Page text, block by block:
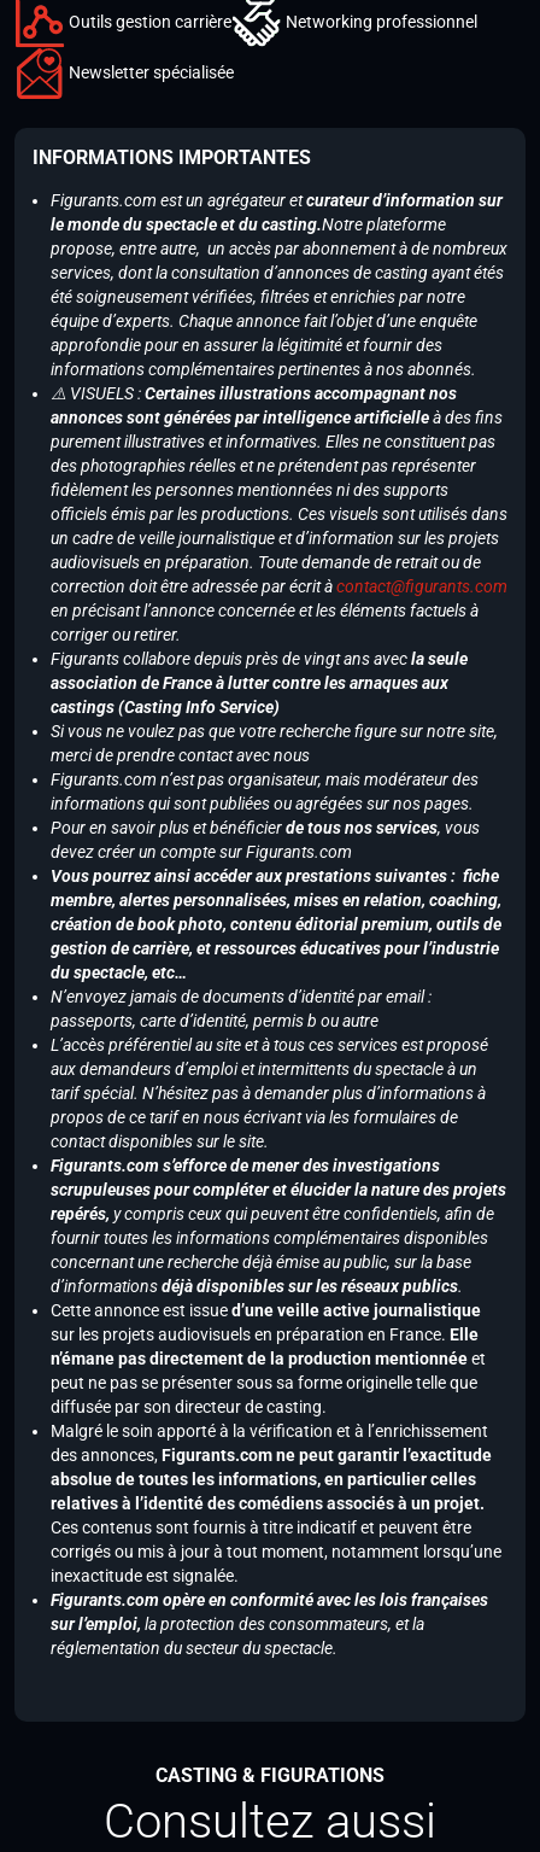
Outils gestion carrière Networking professionnel
Newsletter spécialisée
INFORMATIONS IMPORTANTES
Figurants.com est un agrégateur etcurateur d’information sur
le monde du spectacle et du casting.Notre plateforme
propose, entre autre, un accès par abonnement à de nombreux
services, dont la consultation d’annonces de casting ayant étés
été soigneusement vérifiées, filtrées et enrichies par notre
équipe d’experts. Chaque annonce fait l’objet d’une enquête
approfondie pour en assurer la légitimité et fournir des
informations complémentaires pertinentes à nos abonnés.
⚠️ VISUELS :Certaines illustrations accompagnant nos
annonces sont générées par intelligence artificielleà des fins
purement illustratives et informatives. Elles ne constituent pas
des photographies réelles et ne prétendent pas représenter
fidèlement les personnes mentionnées ni des supports
officiels émis par les productions. Ces visuels sont utilisés dans
un cadre de veille journalistique et d’information sur les projets
audiovisuels en préparation. Toute demande de retrait ou de
correction doit être adressée par écrit àcontact@figurants.com
en précisant l’annonce concernée et les éléments factuels à
corriger ou retirer.
Figurants collabore depuis près de vingt ans avecla seule
association de France à lutter contre les arnaques aux
castings (Casting Info Service)
Si vous ne voulez pas que votre recherche figure sur notre site,
merci de prendre contact avec nous
Figurants.com n’est pas organisateur, mais modérateur des
informations qui sont publiées ou agrégées sur nos pages.
Pour en savoir plus et bénéficierde tous nos services, vous
devez créer un compte sur Figurants.com
Vous pourrez ainsi accéder aux prestations suivantes : fiche
membre, alertes personnalisées, mises en relation, coaching,
création de book photo, contenu éditorial premium, outils de
gestion de carrière, et ressources éducatives pour l’industrie
du spectacle, etc…
N’envoyez jamais de documents d’identité par email :
passeports, carte d’identité, permis b ou autre
L’accès préférentiel au site et à tous ces services est proposé
aux demandeurs d’emploi et intermittents du spectacle à un
tarif spécial. N’hésitez pas à demander plus d’informations à
propos de ce tarif en nous écrivant via les formulaires de
contact disponibles sur le site.
Figurants.com s’efforce de mener des investigations
scrupuleuses pour compléter et élucider la nature des projets
repérés, y compris ceux qui peuvent être confidentiels, afin de
fournir toutes les informations complémentaires disponibles
concernant une recherche déjà émise au public, sur la base
d’informationsdéjà disponibles sur les réseaux publics.
Cette annonce est issued’une veille active journalistique
sur les projets audiovisuels en préparation en France. Elle
n’émane pas directement de la production mentionnéeet
peut ne pas se présenter sous sa forme originelle telle que
diffusée par son directeur de casting.
Malgré le soin apporté à la vérification et à l’enrichissement
des annonces,Figurants.com ne peut garantir l’exactitude
absolue de toutes les informations, en particulier celles
relatives à l’identité des comédiens associés à un projet.
Ces contenus sont fournis à titre indicatif et peuvent être
corrigés ou mis à jour à tout moment, notamment lorsqu’une
inexactitude est signalée.
Figurants.com opère en conformité avec les lois françaises
sur l’emploi, la protection des consommateurs, et la
réglementation du secteur du spectacle.
CASTING & FIGURATIONS
Consultez aussi